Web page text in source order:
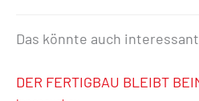
Das könnte auch
DER FERTIGBAU BLEIBT